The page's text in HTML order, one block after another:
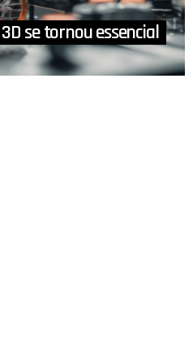
se tornou essencial